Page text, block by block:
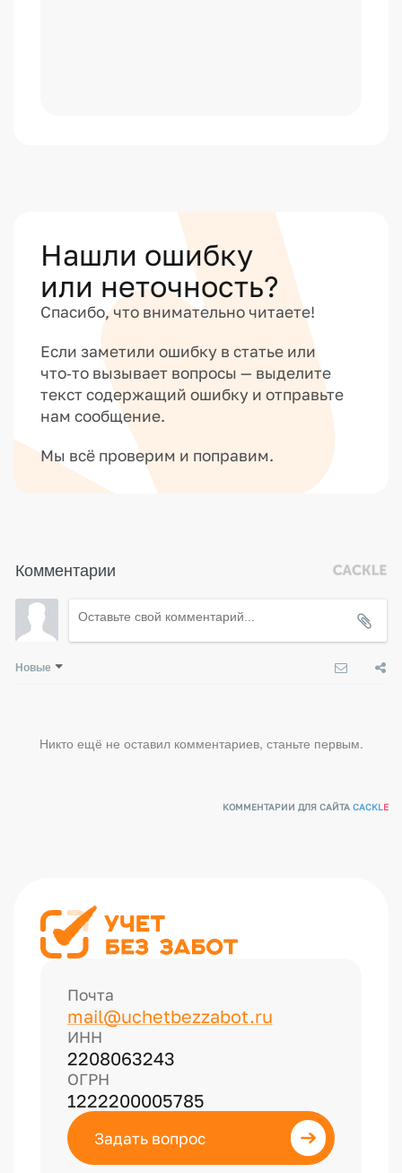
Нашли ошибку
или неточность?
Спасибо, что внимательно читаете!
Если заметили ошибку в статье или
что‑то вызывает вопросы — выделите
текст содержащий ошибку и отправьте
нам сообщение.
Мы всё проверим и поправим.
Комментарии
Новые
Никто ещё не оставил комментариев, станьте первым.
КОММЕНТАРИИ ДЛЯ САЙТАCACKLE
Почта
mail@uchetbezzabot.ru
ИНН
2208063243
ОГРН
1222200005785
Задать вопрос